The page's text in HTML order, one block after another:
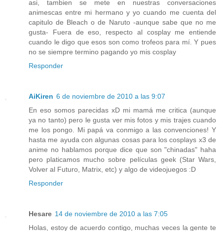
asi, tambien se mete en nuestras conversaciones
animescas entre mi hermano y yo cuando me cuenta del
capitulo de Bleach o de Naruto -aunque sabe que no me
gusta- Fuera de eso, respecto al cosplay me entiende
cuando le digo que esos son como trofeos para mí. Y pues
no se siempre termino pagando yo mis cosplay
Responder
AiKiren 6 de noviembre de 2010 a las 9:07
En eso somos parecidas xD mi mamá me critica (aunque
ya no tanto) pero le gusta ver mis fotos y mis trajes cuando
me los pongo. Mi papá va conmigo a las convenciones! Y
hasta me ayuda con algunas cosas para los cosplays x3 de
anime no hablamos porque dice que son "chinadas" haha
pero platicamos mucho sobre películas geek (Star Wars,
Volver al Futuro, Matrix, etc) y algo de videojuegos :D
Responder
Hesare 14 de noviembre de 2010 a las 7:05
Holas, estoy de acuerdo contigo, muchas veces la gente te